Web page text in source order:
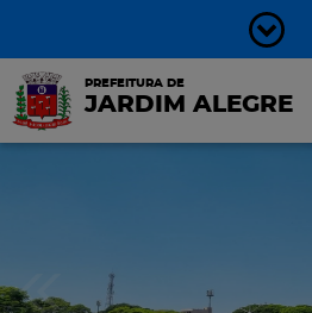
PREFEITURA DE
JARDIM ALEGRE